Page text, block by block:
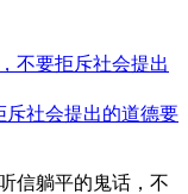
斥社会提出的道德要
信躺平的鬼话，不